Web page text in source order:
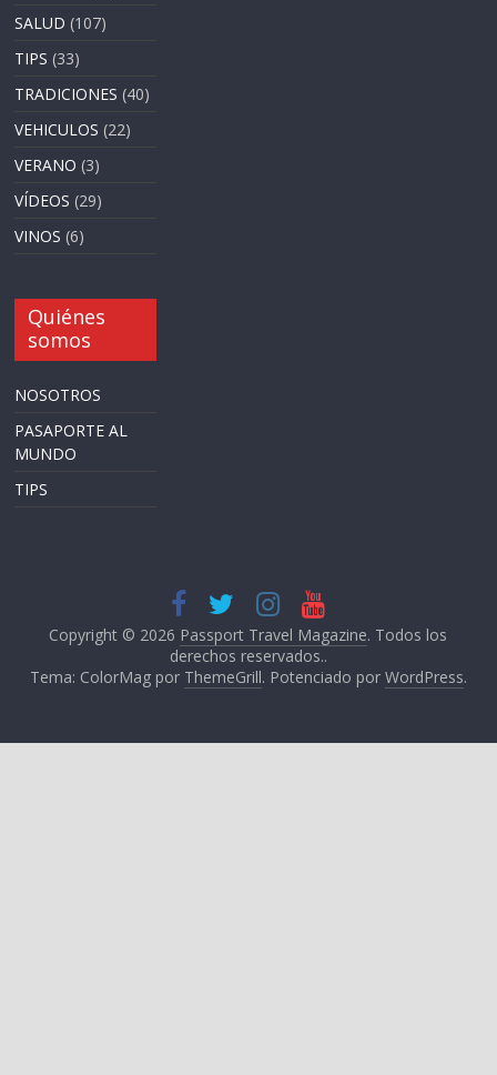
SALUD (107)
TIPS (33)
TRADICIONES (40)
VEHICULOS (22)
VERANO (3)
VÍDEOS (29)
VINOS (6)
Quiénes
somos
NOSOTROS
PASAPORTE AL
MUNDO
TIPS
Copyright © 2026 Passport Travel Magazine. Todos los
derechos reservados..
Tema: ColorMag por ThemeGrill. Potenciado por WordPress.